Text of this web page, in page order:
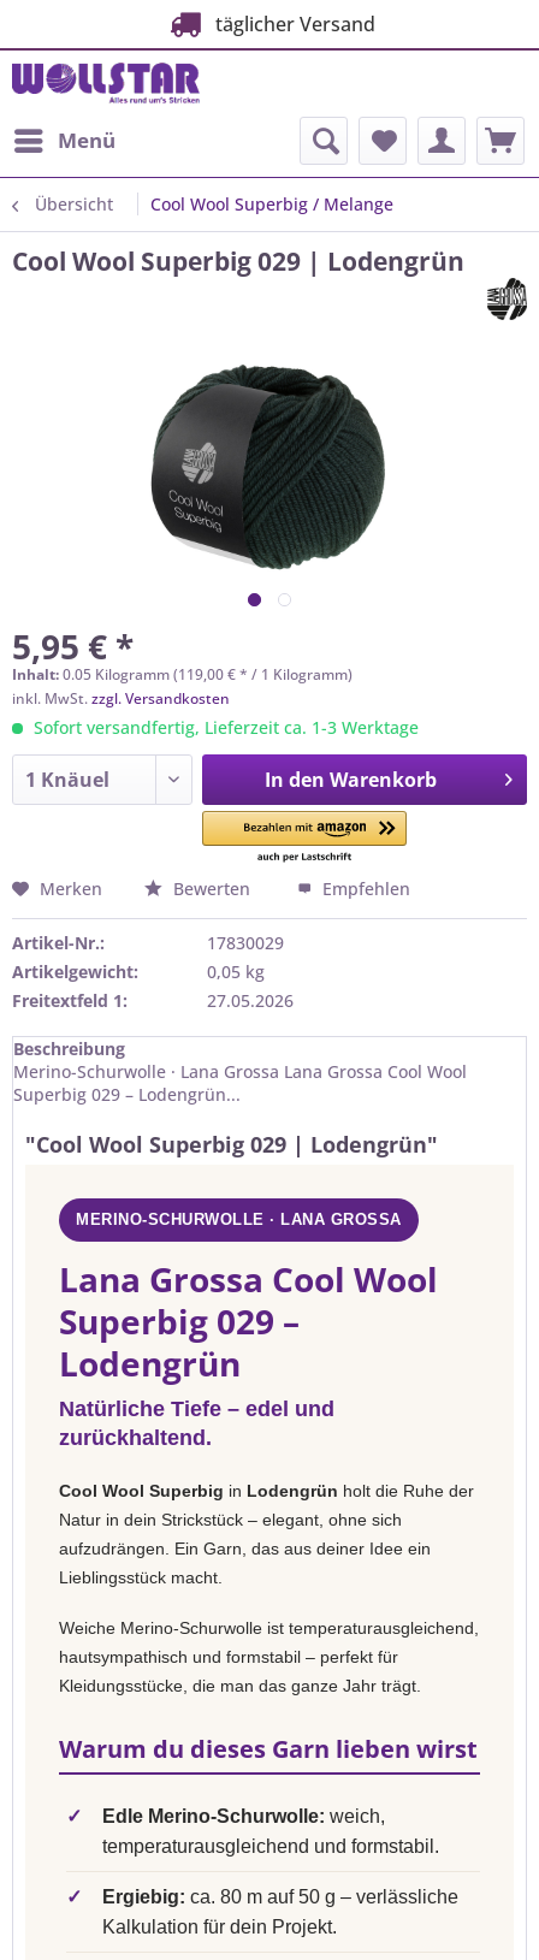
täglicher Versand
Menü
Übersicht Cool Wool Superbig / Melange
Cool Wool Superbig 029 | Lodengrün
5,95 € *
Inhalt:0.05 Kilogramm (119,00 € * / 1 Kilogramm)
inkl. MwSt.zzgl. Versandkosten
Sofort versandfertig, Lieferzeit ca. 1-3 Werktage
In den Warenkorb
Merken Bewerten Empfehlen
Artikel-Nr.:
17830029
Artikelgewicht:
0,05 kg
Freitextfeld 1:
27.05.2026
Beschreibung
Merino-Schurwolle · Lana Grossa Lana Grossa Cool Wool
Superbig 029 – Lodengrün...
"Cool Wool Superbig 029 | Lodengrün"
MERINO-SCHURWOLLE · LANA GROSSA
Lana Grossa Cool Wool
Superbig 029 –
Lodengrün
Natürliche Tiefe – edel und
zurückhaltend.
Cool Wool Superbig in Lodengrün holt die Ruhe der
Natur in dein Strickstück – elegant, ohne sich
aufzudrängen. Ein Garn, das aus deiner Idee ein
Lieblingsstück macht.
Weiche Merino-Schurwolle ist temperaturausgleichend,
hautsympathisch und formstabil – perfekt für
Kleidungsstücke, die man das ganze Jahr trägt.
Warum du dieses Garn lieben wirst
✓ Edle Merino-Schurwolle: weich,
temperaturausgleichend und formstabil.
✓ Ergiebig: ca. 80 m auf 50 g – verlässliche
Kalkulation für dein Projekt.